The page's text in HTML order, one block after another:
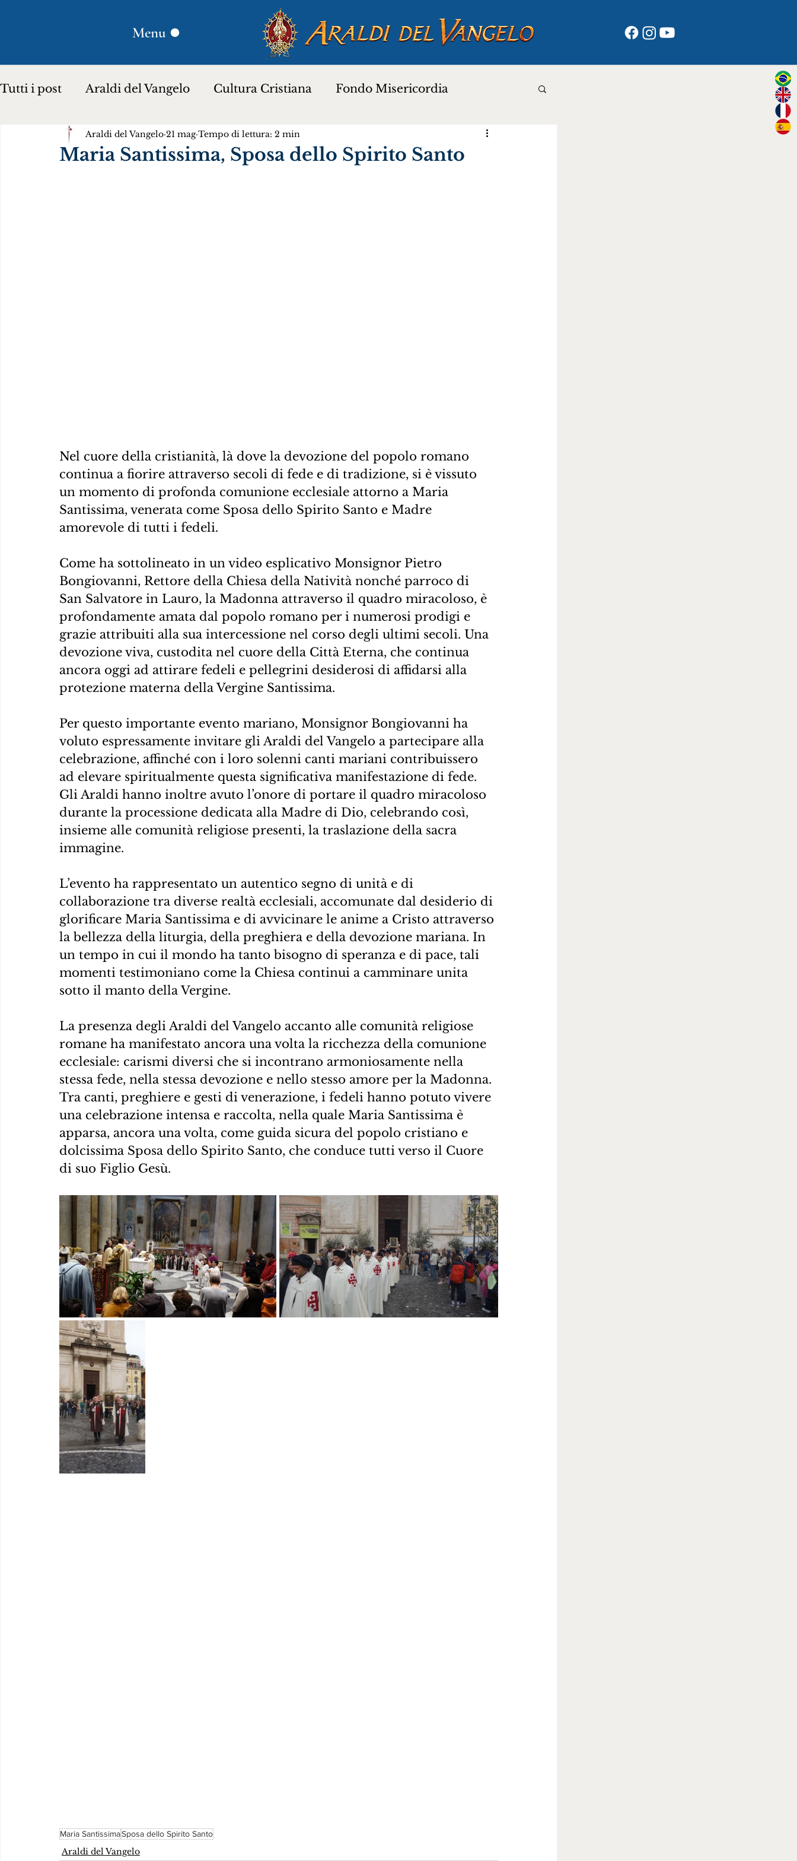
Menu
Tutti i post Araldi del Vangelo Cultura Cristiana Fondo Misericordia
Plinio Corrêa de Oliveira Donna Lucilia Proverbi dei Santi Santi e Beati
Maria Santissima, Sposa dello Spirito Santo
Araldi del Vangelo 21 mag Tempo di lettura: 2 min
Nel cuore della cristianità, là dove la devozione del popolo romano
continua a fiorire attraverso secoli di fede e di tradizione, si è vissuto
un momento di profonda comunione ecclesiale attorno a Maria
Santissima, venerata come Sposa dello Spirito Santo e Madre
amorevole di tutti i fedeli.
Come ha sottolineato in un video esplicativo Monsignor Pietro
Bongiovanni, Rettore della Chiesa della Natività nonché parroco di
San Salvatore in Lauro, la Madonna attraverso il quadro miracoloso, è
profondamente amata dal popolo romano per i numerosi prodigi e
grazie attribuiti alla sua intercessione nel corso degli ultimi secoli. Una
devozione viva, custodita nel cuore della Città Eterna, che continua
ancora oggi ad attirare fedeli e pellegrini desiderosi di affidarsi alla
protezione materna della Vergine Santissima.
Per questo importante evento mariano, Monsignor Bongiovanni ha
voluto espressamente invitare gli Araldi del Vangelo a partecipare alla
celebrazione, affinché con i loro solenni canti mariani contribuissero
ad elevare spiritualmente questa significativa manifestazione di fede.
Gli Araldi hanno inoltre avuto l’onore di portare il quadro miracoloso
durante la processione dedicata alla Madre di Dio, celebrando così,
insieme alle comunità religiose presenti, la traslazione della sacra
immagine.
L’evento ha rappresentato un autentico segno di unità e di
collaborazione tra diverse realtà ecclesiali, accomunate dal desiderio di
glorificare Maria Santissima e di avvicinare le anime a Cristo attraverso
la bellezza della liturgia, della preghiera e della devozione mariana. In
un tempo in cui il mondo ha tanto bisogno di speranza e di pace, tali
momenti testimoniano come la Chiesa continui a camminare unita
sotto il manto della Vergine.
La presenza degli Araldi del Vangelo accanto alle comunità religiose
romane ha manifestato ancora una volta la ricchezza della comunione
ecclesiale: carismi diversi che si incontrano armoniosamente nella
stessa fede, nella stessa devozione e nello stesso amore per la Madonna.
Tra canti, preghiere e gesti di venerazione, i fedeli hanno potuto vivere
una celebrazione intensa e raccolta, nella quale Maria Santissima è
apparsa, ancora una volta, come guida sicura del popolo cristiano e
dolcissima Sposa dello Spirito Santo, che conduce tutti verso il Cuore
di suo Figlio Gesù.
Maria SantissimaSposa dello Spirito Santo
Araldi del Vangelo